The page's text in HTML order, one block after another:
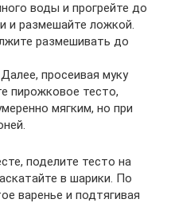
воды и прогрейте до
и размешайте ложкой.
размешивать до
просеивая муку
пирожковое тесто,
мягким, но при
поделите тесто на
в шарики. По
варенье и подтягивая